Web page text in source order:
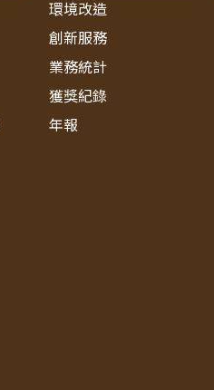
環境改造
創新服務
業務統計
獲獎紀錄
年報